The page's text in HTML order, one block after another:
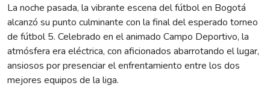
La noche pasada, la vibrante escena del fútbol en Bogotá
alcanzó su punto culminante con la final del esperado torneo
de fútbol 5. Celebrado en el animado Campo Deportivo, la
atmósfera era eléctrica, con aficionados abarrotando el lugar,
ansiosos por presenciar el enfrentamiento entre los dos
mejores equipos de la liga.